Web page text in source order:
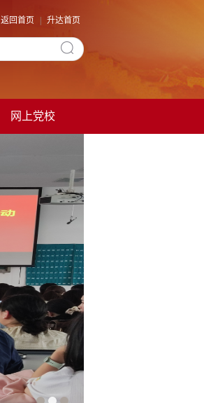
返回首页 升达首页
网上党校